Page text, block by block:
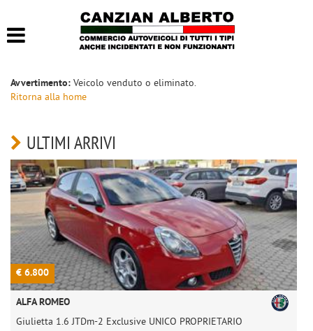
ACQUISTIAMO USATO
CONTATTI
Avvertimento: Veicolo venduto o eliminato.
Ritorna alla home
ULTIMI ARRIVI
€ 6.800
ALFA ROMEO
Giulietta 1.6 JTDm-2 Exclusive UNICO PROPRIETARIO